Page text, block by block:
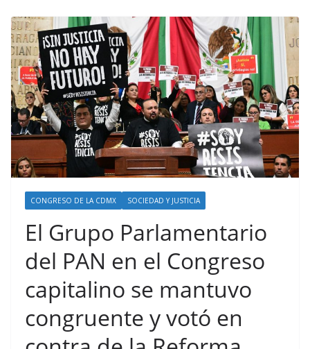
CONGRESO DE LA CDMX SOCIEDAD Y JUSTICIA
El Grupo Parlamentario
del PAN en el Congreso
capitalino se mantuvo
congruente y votó en